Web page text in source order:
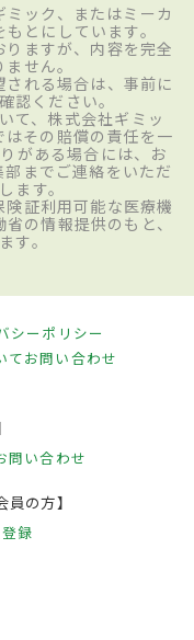
ック、またはミーカ
とにしています。
ますが、内容を完全
せん。
れる場合は、事前に
認ください。
て、株式会社ギミッ
その賠償の責任を一
がある場合には、お
までご連絡をいただ
ます。
証利用可能な医療機
の情報提供のもと、
す。
シーポリシー
てお問い合わせ
問い合わせ
員の方】
録